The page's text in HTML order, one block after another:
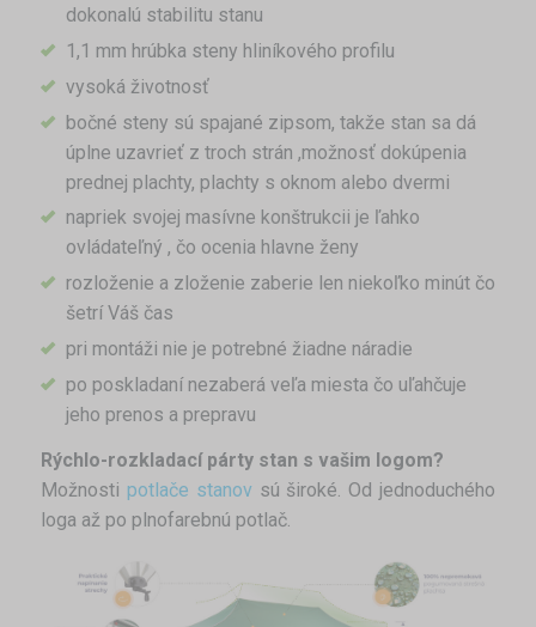
dokonalú stabilitu stanu
1,1 mm hrúbka steny hliníkového profilu
vysoká životnosť
bočné steny sú spajané zipsom, takže stan sa dá
úplne uzavrieť z troch strán ,možnosť dokúpenia
prednej plachty, plachty s oknom alebo dvermi
napriek svojej masívne konštrukcii je ľahko
ovládateľný , čo ocenia hlavne ženy
rozloženie a zloženie zaberie len niekoľko minút čo
šetrí Váš čas
pri montáži nie je potrebné žiadne náradie
po poskladaní nezaberá veľa miesta čo uľahčuje
jeho prenos a prepravu
Rýchlo-rozkladací párty stan s vašim logom?
Možnosti potlače stanov sú široké. Od jednoduchého
loga až po plnofarebnú potlač.